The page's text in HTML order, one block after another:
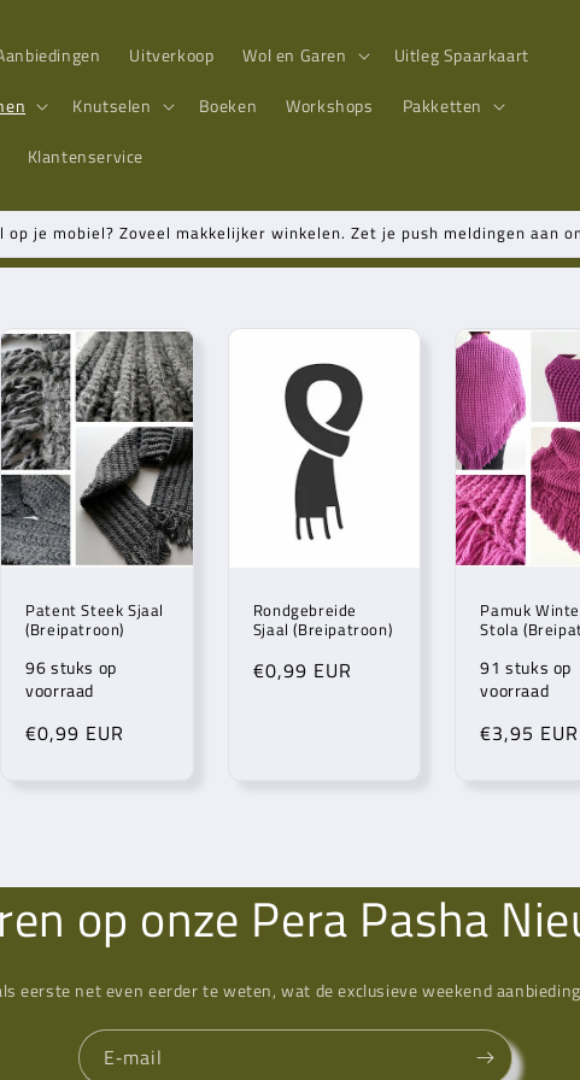
Uitverkoop Wol en Garen
Uitleg Spaarkaart
Knutselen Boeken Workshops
Pakketten
Klantenservice
op je mobiel? Zoveel makkelijker winkelen. Zet je push meldingen aan
Patent Steek Sjaal
(Breipatroon)
96 stuks op
voorraad
Normale
€0,99 EUR
Rondgebreide
Sjaal (Breipatroon)
Normale
€0,99 EUR
Pamuk
Stola
91 stuks op
voorraad
Normale
€3,95 EUR
op onze Pera Pasha
eerste net even eerder te weten, wat de exclusieve weekend
E‑mail